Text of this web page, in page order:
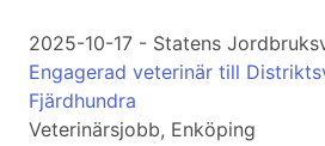
2025-10-17 - Statens
Engagerad veterinär till
Fjärdhundra
Veterinärsjobb, Enköping